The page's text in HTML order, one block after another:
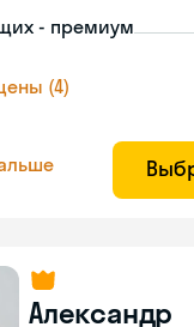
- премиум
(4)
Александр